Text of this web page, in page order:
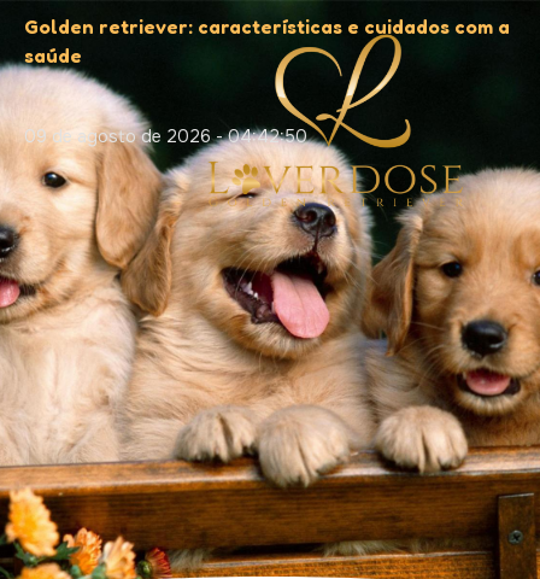
Golden retriever: características e cuidados com a
saúde
09 de agosto de 2026 - 04:42:51